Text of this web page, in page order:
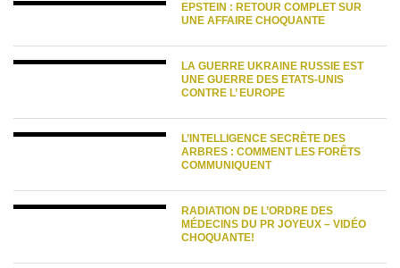
EPSTEIN : RETOUR COMPLET SUR
UNE AFFAIRE CHOQUANTE
LA GUERRE UKRAINE RUSSIE EST
UNE GUERRE DES ETATS-UNIS
CONTRE L’ EUROPE
L’INTELLIGENCE SECRÈTE DES
ARBRES : COMMENT LES FORÊTS
COMMUNIQUENT
RADIATION DE L’ORDRE DES
MÉDECINS DU PR JOYEUX – VIDÉO
CHOQUANTE!